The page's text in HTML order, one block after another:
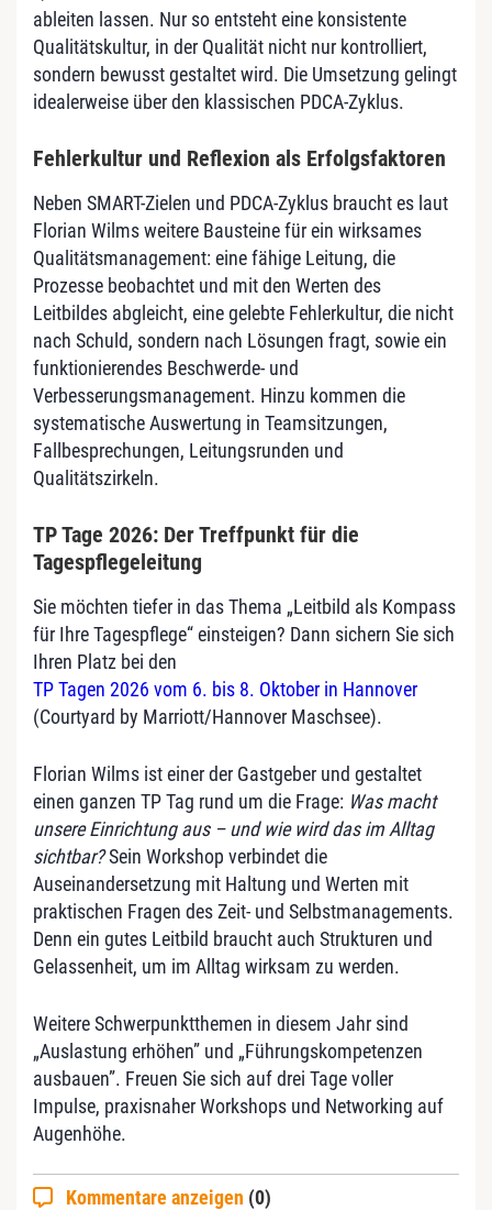
ableiten lassen. Nur so entsteht eine konsistente
Qualitätskultur, in der Qualität nicht nur kontrolliert,
sondern bewusst gestaltet wird. Die Umsetzung gelingt
idealerweise über den klassischen PDCA-Zyklus.
Fehlerkultur und Reflexion als Erfolgsfaktoren
Neben SMART-Zielen und PDCA-Zyklus braucht es laut
Florian Wilms weitere Bausteine für ein wirksames
Qualitätsmanagement: eine fähige Leitung, die
Prozesse beobachtet und mit den Werten des
Leitbildes abgleicht, eine gelebte Fehlerkultur, die nicht
nach Schuld, sondern nach Lösungen fragt, sowie ein
funktionierendes Beschwerde- und
Verbesserungsmanagement. Hinzu kommen die
systematische Auswertung in Teamsitzungen,
Fallbesprechungen, Leitungsrunden und
Qualitätszirkeln.
TP Tage 2026: Der Treffpunkt für die
Tagespflegeleitung
Sie möchten tiefer in das Thema „Leitbild als Kompass
für Ihre Tagespflege“ einsteigen? Dann sichern Sie sich
Ihren Platz bei den
TP Tagen 2026 vom 6. bis 8. Oktober in Hannover
(Courtyard by Marriott/Hannover Maschsee).
Florian Wilms ist einer der Gastgeber und gestaltet
einen ganzen TP Tag rund um die Frage: Was macht
unsere Einrichtung aus – und wie wird das im Alltag
sichtbar?Sein Workshop verbindet die
Auseinandersetzung mit Haltung und Werten mit
praktischen Fragen des Zeit- und Selbstmanagements.
Denn ein gutes Leitbild braucht auch Strukturen und
Gelassenheit, um im Alltag wirksam zu werden.
Weitere Schwerpunktthemen in diesem Jahr sind
„Auslastung ­erhöhen” und „Führungskompetenzen
ausbauen”. Freuen Sie sich auf drei Tage voller
Impulse, praxisnaher Workshops und Networking auf
Augenhöhe.
Kommentare anzeigen (0)